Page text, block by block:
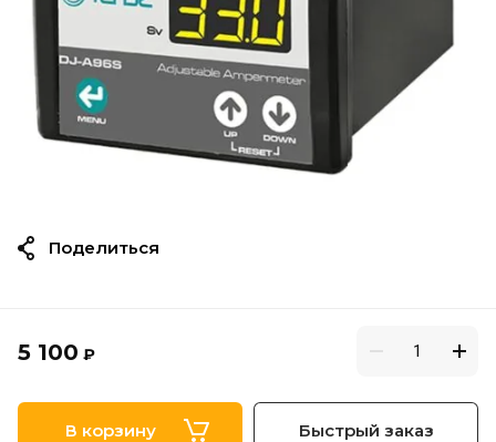
5 100 ₽
В корзину Быстрый заказ
Поделиться